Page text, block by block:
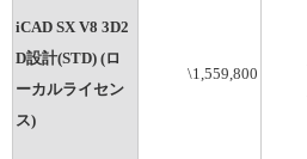
iCAD SX V8 3D2
D設計(STD) (ロ
ーカルライセン
ス)
\1,559,800